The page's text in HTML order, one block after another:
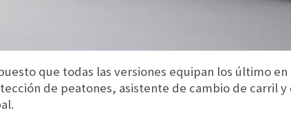
que todas las versiones equipan los último
de peatones, asistente de cambio de carril